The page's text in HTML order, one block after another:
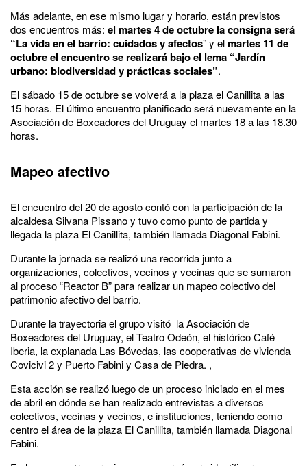
Más adelante, en ese mismo lugar y horario, están previstos
dos encuentros más: el martes 4 de octubre la consigna será
“La vida en el barrio: cuidados y afectos” y elmartes 11 de
octubre el encuentro se realizará bajo el lema “Jardín
urbano: biodiversidad y prácticas sociales”.
El sábado 15 de octubre se volverá a la plaza el Canillita a las
15 horas. El último encuentro planificado será nuevamente en la
Asociación de Boxeadores del Uruguay el martes 18 a las 18.30
horas.
Mapeo afectivo
El encuentro del 20 de agosto contó con la participación de la
alcaldesa Silvana Pissano y tuvo como punto de partida y
llegada la plaza El Canillita, también llamada Diagonal Fabini.
Durante la jornada se realizó una recorrida junto a
organizaciones, colectivos, vecinos y vecinas que se sumaron
al proceso “Reactor B” para realizar un mapeo colectivo del
patrimonio afectivo del barrio.
Durante la trayectoria el grupo visitó la Asociación de
Boxeadores del Uruguay, el Teatro Odeón, el histórico Café
Iberia, la explanada Las Bóvedas, las cooperativas de vivienda
Covicivi 2 y Puerto Fabini y Casa de Piedra. ,
Esta acción se realizó luego de un proceso iniciado en el mes
de abril en dónde se han realizado entrevistas a diversos
colectivos, vecinas y vecinos, e instituciones, teniendo como
centro el área de la plaza El Canillita, también llamada Diagonal
Fabini.